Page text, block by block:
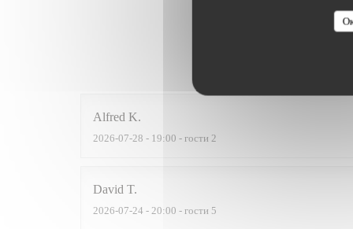
Оценки
Alfred K
2026-07-28 - 19:00 - гости 2
David T
2026-07-24 - 20:00 - гости 5